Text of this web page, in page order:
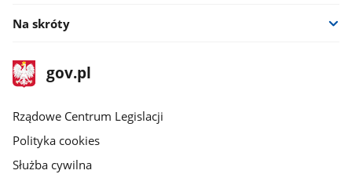
Na skróty
stopka
gov.plStrona
gov.pl
Rządowe Centrum Legislacji
Polityka cookies
Służba cywilna